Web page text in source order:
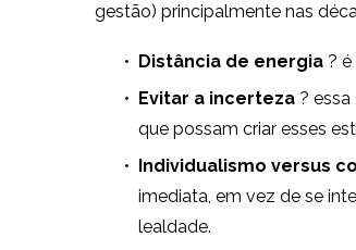
gestão) principalmente nas
Distância de energia ?
Evitar a incerteza ?
que possam criar esses
Individualismo versus
imediata, em vez de se
lealdade.